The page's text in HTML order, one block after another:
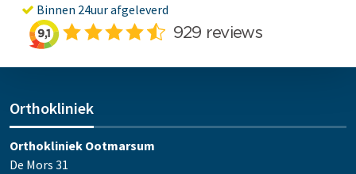
Binnen 24uur afgeleverd
Orthokliniek
Orthokliniek Ootmarsum
De Mors 31